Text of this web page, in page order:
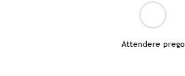
Attendere prego